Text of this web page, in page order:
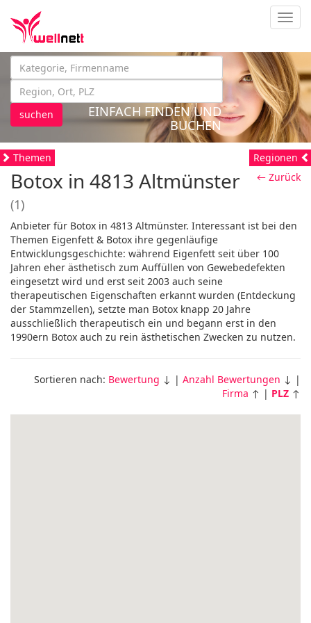
suchen
EINFACH FINDEN UND
BUCHEN
Themen
← Zurück
Botox in 4813 Altmünster
(1)
Anbieter für Botox in 4813 Altmünster. Interessant ist bei den
Themen Eigenfett & Botox ihre gegenläufige
Entwicklungsgeschichte: während Eigenfett seit über 100
Jahren eher ästhetisch zum Auffüllen von Gewebedefekten
eingesetzt wird und erst seit 2003 auch seine
therapeutischen Eigenschaften erkannt wurden (Entdeckung
der Stammzellen), setzte man Botox knapp 20 Jahre
ausschließlich therapeutisch ein und begann erst in den
1990ern Botox auch zu rein ästhetischen Zwecken zu nutzen.
Sortieren nach: Bewertung ↓ | Anzahl Bewertungen ↓ |
Firma ↑ | PLZ ↑
Regionen